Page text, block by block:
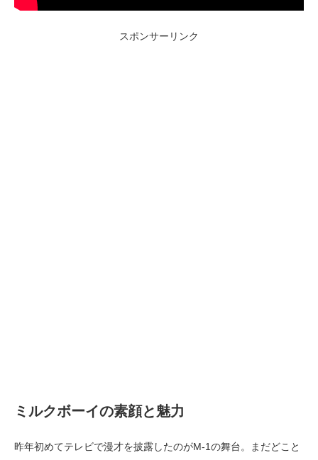
スポンサーリンク
ミルクボーイの素顔と魅力
昨年初めてテレビで漫才を披露したのがM-1の舞台。まだどこと